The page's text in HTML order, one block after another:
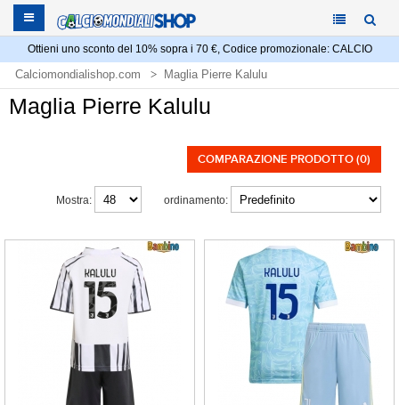
Ottieni uno sconto del 10% sopra i 70 €, Codice promozionale: CALCIO
Calciomondialishop.com Maglia Pierre Kalulu
Maglia Pierre Kalulu
COMPARAZIONE PRODOTTO (0)
ordinamento:
Mostra: